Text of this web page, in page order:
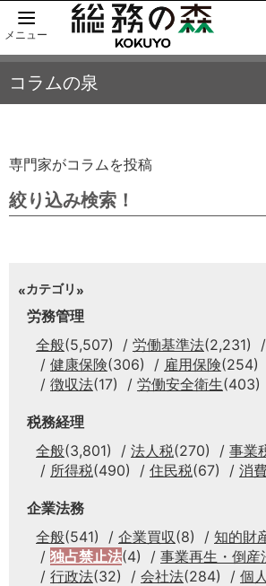
メニュー
コラムの泉
専門家がコラムを投稿
絞り込み検索！
カテゴリ
労務管理
全般(5,507) 労働基準法(2,231)
健康保険(306) 雇用保険(254)
徴収法(17) 労働安全衛生(403)
税務経理
全般(3,801) 法人税(270) 事業
所得税(490) 住民税(67) 消
企業法務
全般(541) 企業買収(8) 知的財
独占禁止法(4) 事業再生・倒産
行政法(32) 会社法(284) 個